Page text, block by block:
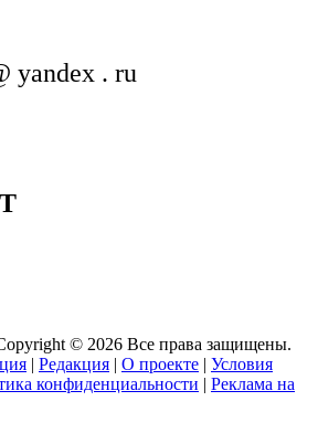
yandex . ru
© 2026 Все права защищены.
| Редакция | О проекте | Условия
конфиденциальности | Реклама на